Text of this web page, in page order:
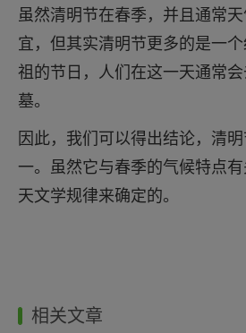
虽然清明节在春季，并且通常
宜，但其实清明节更多的是一
祖的节日，人们在这一天通常
墓。
因此，我们可以得出结论，清
一。虽然它与春季的气候特点
天文学规律来确定的。
相关文章